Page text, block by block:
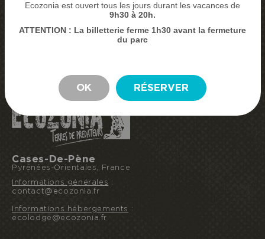
ACHETER MES BILLETS
Cases-De-Pène
Pyrénées-Orientales, France
Informations générales :
contact@ecozonia.fr
Informations hébergements
:
ecolodge@ecozonia.fr
SEJOUR
Ecozonia est ouvert tous les jours durant les vacances de
9h30 à 20h.
ATTENTION : La billetterie ferme 1h30 avant la fermeture
du parc
OK RÉSERVER